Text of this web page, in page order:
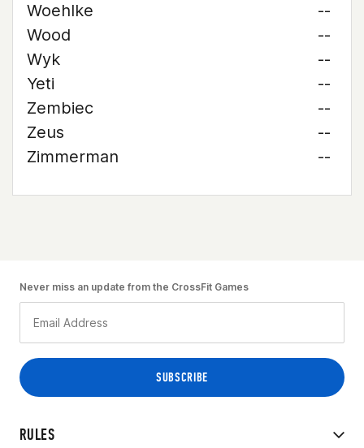
Woehlke
--
Wood
--
Wyk
--
Yeti
--
Zembiec
--
Zeus
--
Zimmerman
--
RULES
Never miss an update from the CrossFit Games